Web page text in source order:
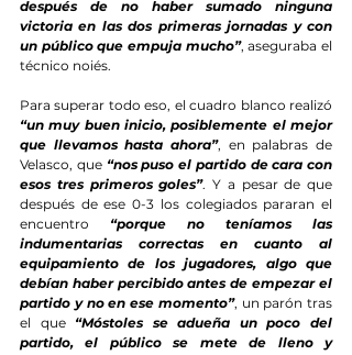
después de no haber sumado ninguna
victoria en las dos primeras jornadas y con
un público que empuja mucho”, aseguraba el
técnico noiés.
“un muy buen inicio, posiblemente el mejor
que llevamos hasta ahora”, en palabras de
Velasco, que “nos puso el partido de cara con
esos tres primeros goles”. Y a pesar de que
después de ese 0-3 los colegiados pararan el
encuentro “porque no teníamos las
indumentarias correctas en cuanto al
equipamiento de los jugadores, algo que
debían haber percibido antes de empezar el
partido y no en ese momento”, un parón tras
el que “Móstoles se adueña un poco del
partido, el público se mete de lleno y